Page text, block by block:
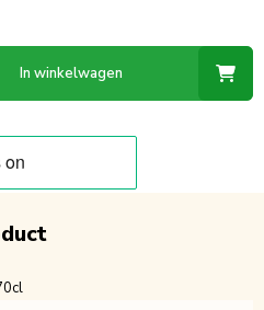
In winkelwagen